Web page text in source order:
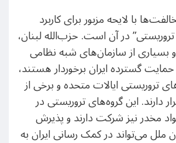
با لایحه مزبور برای کاربرد
در آن است. حزب‌الله لبنان،
از سازمان‌های شبه نظامی
گسترده ایران برخوردار هستند،
تروریستی ایالات متحده و برخی از
دارند. این گروه‌های تروریستی در
مخدر نیز شرکت دارند و پذیرش
ملل می‌تواند در کمک رسانی ایران به